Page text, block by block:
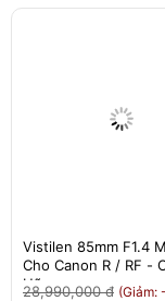
Vistilen 85mm F1.4
Cho Canon R / RF -
Hãng
28,990,000 đ (Giảm: